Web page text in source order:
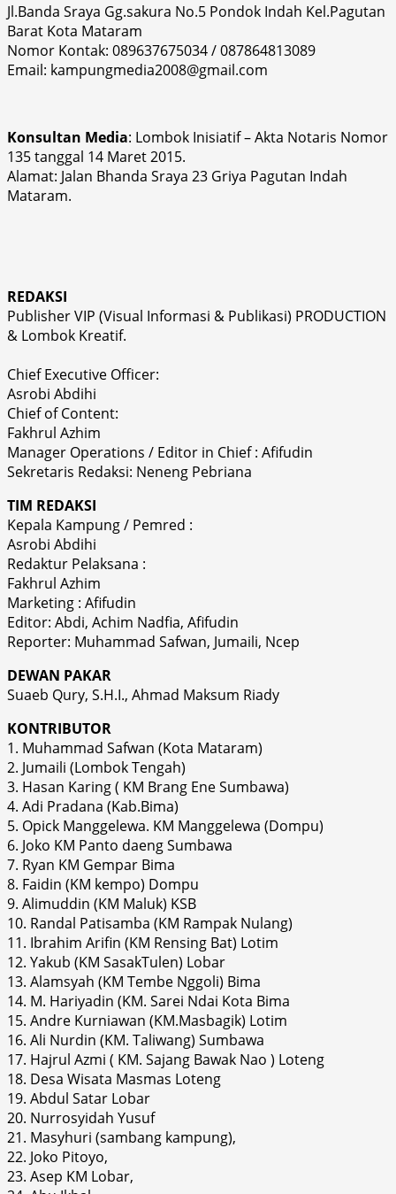
Jl.Banda Sraya Gg.sakura No.5 Pondok Indah Kel.Pagutan
Barat Kota Mataram
Nomor Kontak: 089637675034 / 087864813089
Email: kampungmedia2008@gmail.com
Konsultan Media: Lombok Inisiatif – Akta Notaris Nomor
135 tanggal 14 Maret 2015.
Alamat: Jalan Bhanda Sraya 23 Griya Pagutan Indah
Mataram.
REDAKSI
Publisher VIP (Visual Informasi & Publikasi) PRODUCTION
& Lombok Kreatif.
Chief Executive Officer:
Asrobi Abdihi
Chief of Content:
Fakhrul Azhim
Manager Operations / Editor in Chief : Afifudin
Sekretaris Redaksi: Neneng Pebriana
TIM REDAKSI
Kepala Kampung / Pemred :
Asrobi Abdihi
Redaktur Pelaksana :
Fakhrul Azhim
Marketing : Afifudin
Editor: Abdi, Achim Nadfia, Afifudin
Reporter: Muhammad Safwan, Jumaili, Ncep
DEWAN PAKAR
Suaeb Qury, S.H.I., Ahmad Maksum Riady
KONTRIBUTOR
1. Muhammad Safwan (Kota Mataram)
2. Jumaili (Lombok Tengah)
3. Hasan Karing ( KM Brang Ene Sumbawa)
4. Adi Pradana (Kab.Bima)
5. Opick Manggelewa. KM Manggelewa (Dompu)
6. Joko KM Panto daeng Sumbawa
7. Ryan KM Gempar Bima
8. Faidin (KM kempo) Dompu
9. Alimuddin (KM Maluk) KSB
10. Randal Patisamba (KM Rampak Nulang)
11. Ibrahim Arifin (KM Rensing Bat) Lotim
12. Yakub (KM SasakTulen) Lobar
13. Alamsyah (KM Tembe Nggoli) Bima
14. M. Hariyadin (KM. Sarei Ndai Kota Bima
15. Andre Kurniawan (KM.Masbagik) Lotim
16. Ali Nurdin (KM. Taliwang) Sumbawa
17. Hajrul Azmi ( KM. Sajang Bawak Nao ) Loteng
18. Desa Wisata Masmas Loteng
19. Abdul Satar Lobar
20. Nurrosyidah Yusuf
21. Masyhuri (sambang kampung),
22. Joko Pitoyo,
23. Asep KM Lobar,